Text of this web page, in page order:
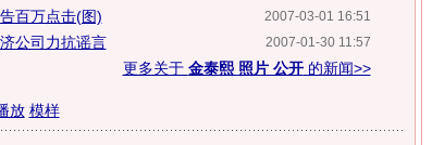
2007-03-01 16:51
百万点击(图)
2007-01-30 11:57
公司力抗谣言
更多关于 金泰熙 照片 公开的新闻>>
放 模样